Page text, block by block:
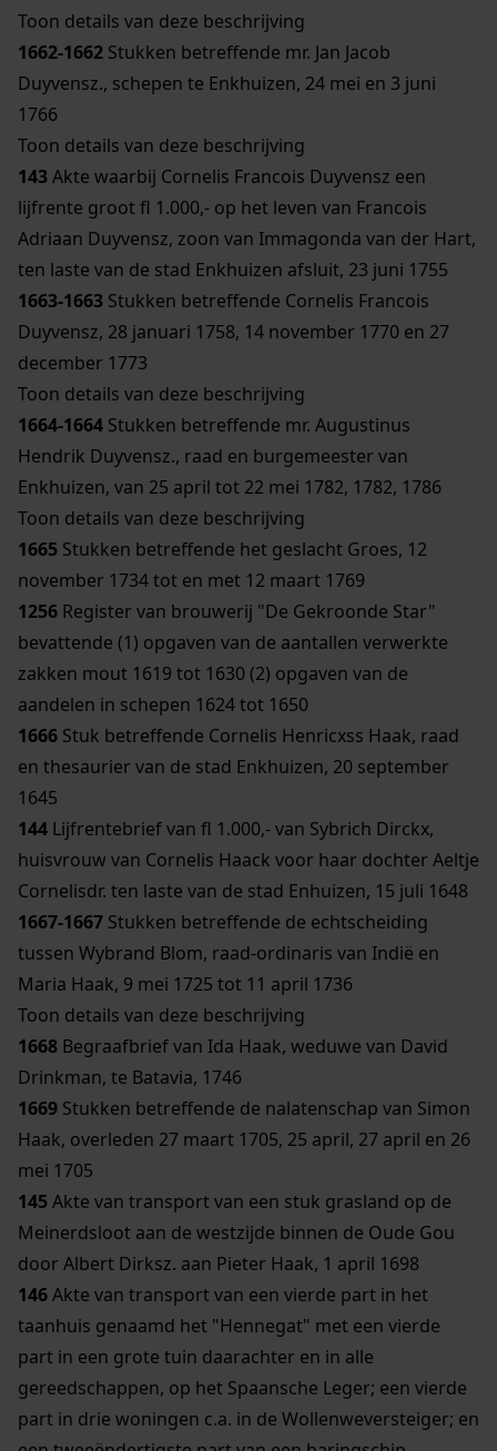
Toon details van deze beschrijving
1662-1662 Stukken betreffende mr. Jan Jacob
Duyvensz., schepen te Enkhuizen, 24 mei en 3 juni
1766
Toon details van deze beschrijving
143Akte waarbij Cornelis Francois Duyvensz een
lijfrente groot fl 1.000,- op het leven van Francois
Adriaan Duyvensz, zoon van Immagonda van der Hart,
ten laste van de stad Enkhuizen afsluit, 23 juni 1755
1663-1663 Stukken betreffende Cornelis Francois
Duyvensz, 28 januari 1758, 14 november 1770 en 27
december 1773
Toon details van deze beschrijving
1664-1664 Stukken betreffende mr. Augustinus
Hendrik Duyvensz., raad en burgemeester van
Enkhuizen, van 25 april tot 22 mei 1782, 1782, 1786
Toon details van deze beschrijving
1665 Stukken betreffende het geslacht Groes, 12
november 1734 tot en met 12 maart 1769
1256 Register van brouwerij "De Gekroonde Star"
bevattende (1) opgaven van de aantallen verwerkte
zakken mout 1619 tot 1630 (2) opgaven van de
aandelen in schepen 1624 tot 1650
1666 Stuk betreffende Cornelis Henricxss Haak, raad
en thesaurier van de stad Enkhuizen, 20 september
1645
144 Lijfrentebrief van fl 1.000,- van Sybrich Dirckx,
huisvrouw van Cornelis Haack voor haar dochter Aeltje
Cornelisdr. ten laste van de stad Enhuizen, 15 juli 1648
1667-1667 Stukken betreffende de echtscheiding
tussen Wybrand Blom, raad-ordinaris van Indië en
Maria Haak, 9 mei 1725 tot 11 april 1736
Toon details van deze beschrijving
1668 Begraafbrief van Ida Haak, weduwe van David
Drinkman, te Batavia, 1746
1669 Stukken betreffende de nalatenschap van Simon
Haak, overleden 27 maart 1705, 25 april, 27 april en 26
mei 1705
145Akte van transport van een stuk grasland op de
Meinerdsloot aan de westzijde binnen de Oude Gou
door Albert Dirksz. aan Pieter Haak, 1 april 1698
146Akte van transport van een vierde part in het
taanhuis genaamd het "Hennegat" met een vierde
part in een grote tuin daarachter en in alle
gereedschappen, op het Spaansche Leger; een vierde
part in drie woningen c.a. in de Wollenweversteiger; en